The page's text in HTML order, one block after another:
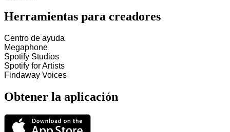
Herramientas para creadores
Centro de ayuda
Megaphone
Spotify Studios
Spotify for Artists
Findaway Voices
Obtener la aplicación